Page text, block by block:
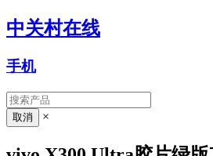
中关村在线
手机
×